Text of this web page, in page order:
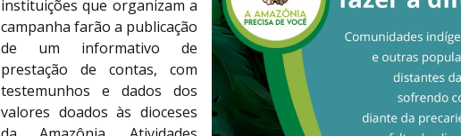
instituições que organizam a
campanha farão a publicação
de um informativo de
prestação de contas, com
testemunhos e dados dos
valores doados às dioceses